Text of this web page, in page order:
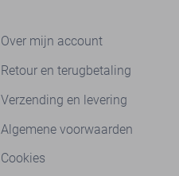
Over mijn account
Retour en terugbetaling
Verzending en levering
Algemene voorwaarden
Cookies